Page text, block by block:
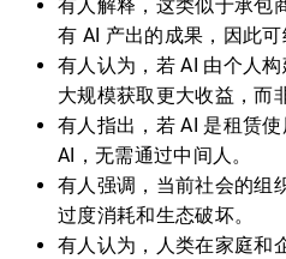
有人解释，这类似于承包
有 AI 产出的成果，因此可
有人认为，若 AI 由个人
大规模获取更大收益，而
有人指出，若 AI 是租赁
AI，无需通过中间人。
有人强调，当前社会的组
过度消耗和生态破坏。
有人认为，人类在家庭和